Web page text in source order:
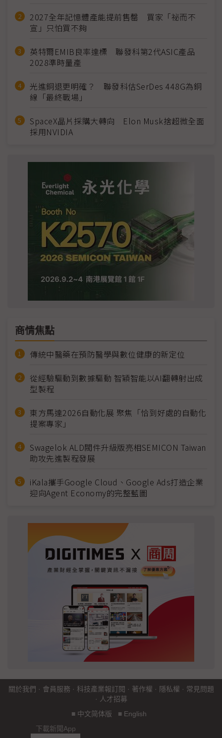
2027全年記憶體產能提前售罄 買家「祕而不
宣」只怕買不夠
英特爾EMIB良率達標 聯發科第2代ASIC產品
2028準時量產
光進銅退更明確？ 聯發科估SerDes 448G為銅
線「最終戰場」
SpaceX晶片採購大轉向 Elon Musk捨超微全面
採用NVIDIA
商情焦點
傳統中醫藥在預防醫學與數位健康的新定位
從經驗驅動到數據驅動 智穎智能以AI翻轉射出成
型製程
東方馬達2026自動化展 聚焦「恰到好處的自動化
提案專家」
Swagelok ALD閥件升級版亮相SEMICON Taiwan
助攻先進製程發展
iKala攜手Google Cloud、Google Ads打造企業
迎向Agent Economy的完整藍圖
關於我們 · 會員服務 · 科技產業報訂閱 · 著作權 · 隱私權 · 常見問題
· 人才招募
■ 中文简体版 ■ English
下載新聞App